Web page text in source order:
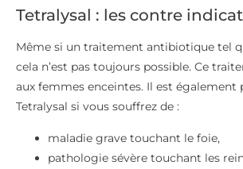
Tetralysal : les contre
Même si un traitement antibiotique tel
cela n’est pas toujours possible. Ce
aux femmes enceintes. Il est également
Tetralysal si vous souffrez de :
maladie grave touchant le foie,
pathologie sévère touchant les